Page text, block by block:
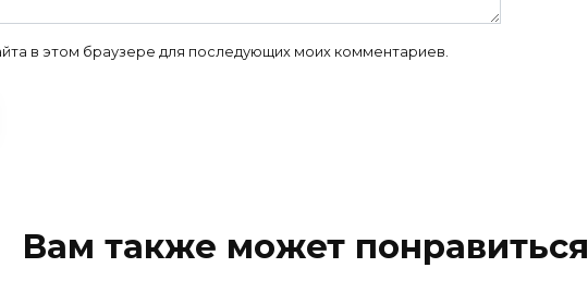
в этом браузере для последующих моих комментариев.
Вам также может понравиться